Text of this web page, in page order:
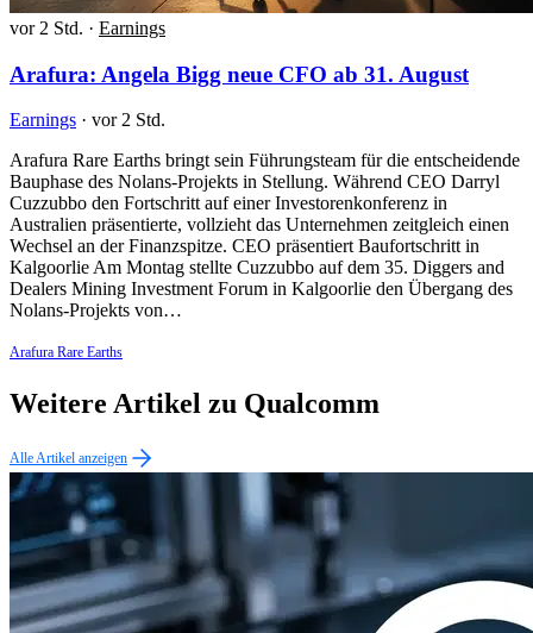
vor 2 Std. · Earnings
Arafura: Angela Bigg neue CFO ab 31. August
Earnings · vor 2 Std.
Arafura Rare Earths bringt sein Führungsteam für die entscheidende
Bauphase des Nolans-Projekts in Stellung. Während CEO Darryl
Cuzzubbo den Fortschritt auf einer Investorenkonferenz in
Australien präsentierte, vollzieht das Unternehmen zeitgleich einen
Wechsel an der Finanzspitze. CEO präsentiert Baufortschritt in
Kalgoorlie Am Montag stellte Cuzzubbo auf dem 35. Diggers and
Dealers Mining Investment Forum in Kalgoorlie den Übergang des
Nolans-Projekts von…
Arafura Rare Earths
Weitere Artikel zu Qualcomm
Alle Artikel anzeigen